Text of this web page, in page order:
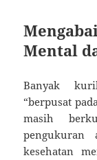
Mental
Banyak
“berpusat
masih
pengukuran
kesehatan